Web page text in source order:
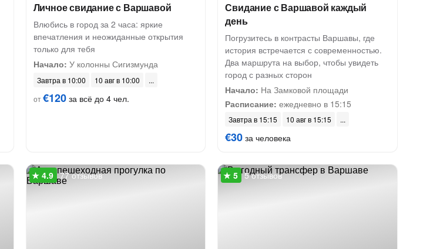
Личное свидание с Варшавой
Влюбись в город за 2 часа: яркие
впечатления и неожиданные открытия
только для тебя
Начало: У колонны Сигизмунда
Завтра в 10:00
10 авг в 10:00
от€120за всё до 4 чел.
Свидание с Варшавой каждый
день
Погрузитесь в контрасты Варшавы, где
история встречается с современностью.
Два маршрута на выбор, чтобы увидеть
город с разных сторон
Начало: На Замковой площади
Расписание: ежедневно в 15:15
Завтра в 15:15 10 авг в 15:15
€30 за человека
77 отзывов 5 отзывов